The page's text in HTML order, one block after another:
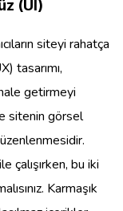
(UI)
siteyi rahatça
tasarımı,
getirmeyi
sitenin görsel
çalışırken, bu iki
Karmaşık